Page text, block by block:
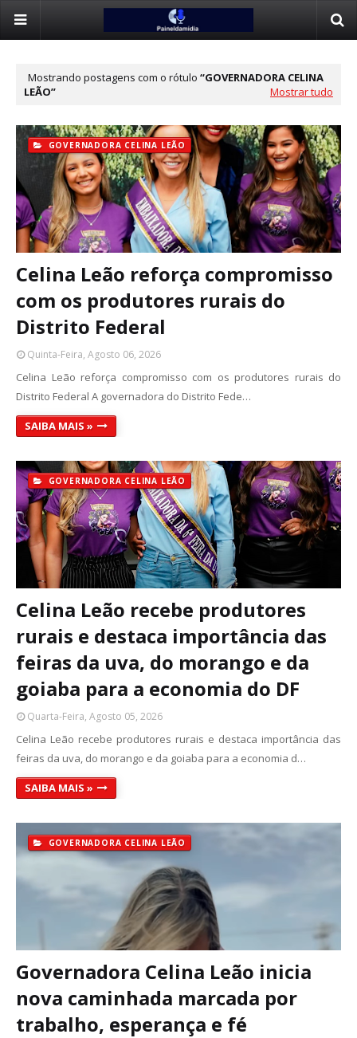
Mostrando postagens com o rótulo
GOVERNADORA CELINA
LEÃO
Mostrar tudo
GOVERNADORA CELINA LEÃO
Celina Leão reforça compromisso
com os produtores rurais do
Distrito Federal
Quinta-Feira, Agosto 06, 2026
Celina Leão reforça compromisso com os produtores rurais do
Distrito Federal A governadora do Distrito Fede…
SAIBA MAIS »
GOVERNADORA CELINA LEÃO
Celina Leão recebe produtores
rurais e destaca importância das
feiras da uva, do morango e da
goiaba para a economia do DF
Quarta-Feira, Agosto 05, 2026
Celina Leão recebe produtores rurais e destaca importância das
feiras da uva, do morango e da goiaba para a economia d…
SAIBA MAIS »
GOVERNADORA CELINA LEÃO
Governadora Celina Leão inicia
nova caminhada marcada por
trabalho, esperança e fé